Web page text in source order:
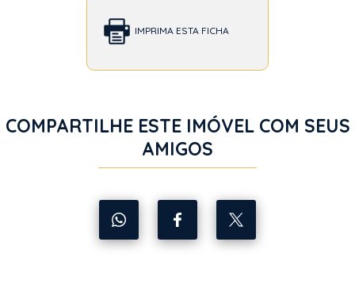
IMPRIMA ESTA FICHA
COMPARTILHE ESTE IMÓVEL COM SEUS
AMIGOS